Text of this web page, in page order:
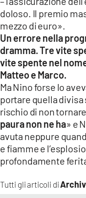
Tutti gli articoli di
doloso. Il premio
mezzo di euro».
Un errore nella
dramma. Tre vite
vite spente nel
Matteo e Marco.
Ma Nino forse lo
portare quella
rischio di non
paura non ne ha» e
avuta neppure
e fiamme e
profondamente